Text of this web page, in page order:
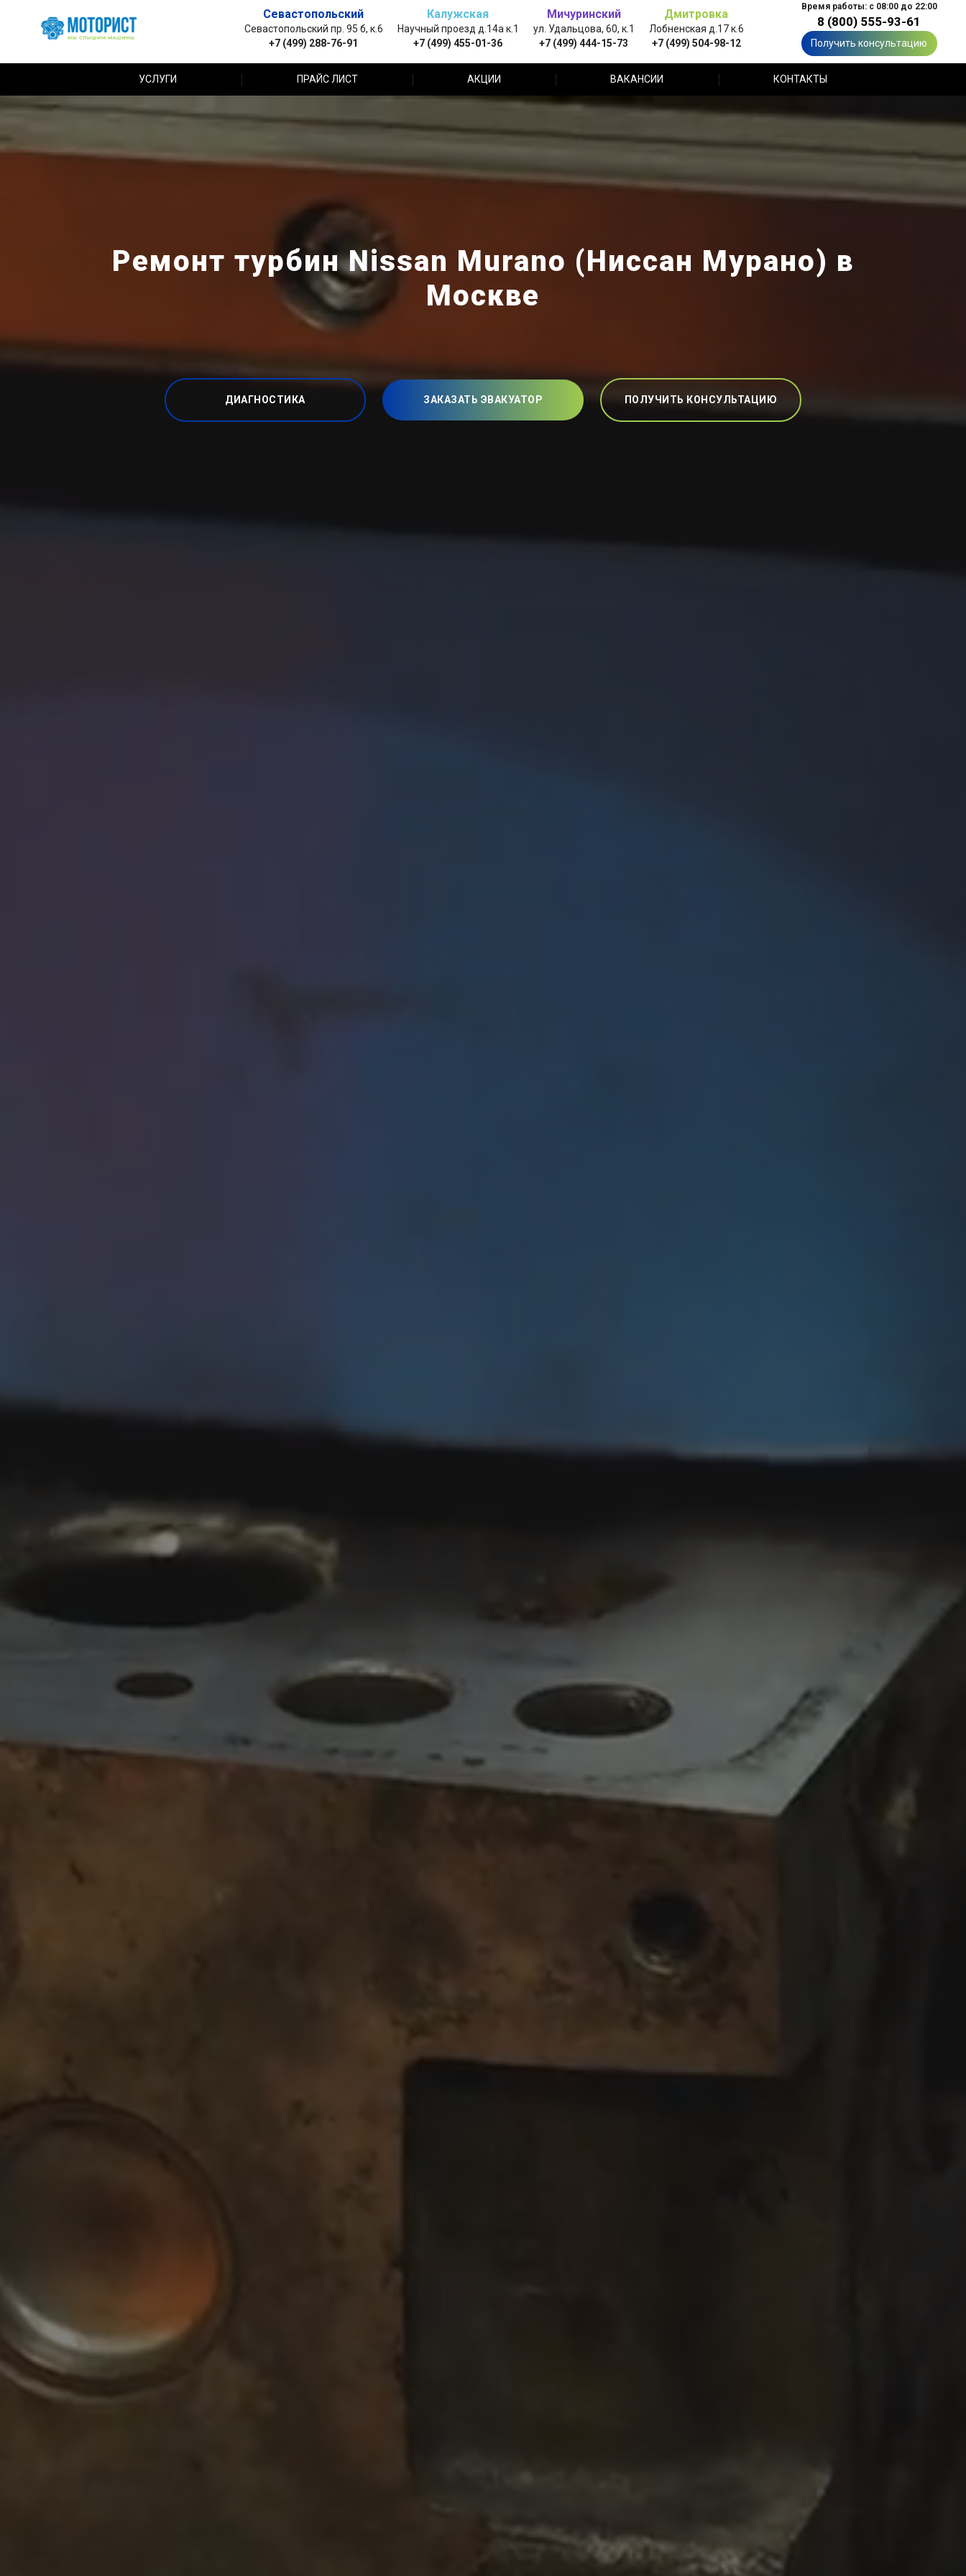
Севастопольский
Севастопольский пр. 95 б, к.6
+7 (499) 288-76-91
Калужская
Научный проезд д.14а к.1
+7 (499) 455-01-36
Мичуринский
ул. Удальцова, 60, к.1
+7 (499) 444-15-73
Дмитровка
Лобненская д.17 к.6
+7 (499) 504-98-12
Время работы: с 08:00 до 22:00
8 (800) 555-93-61
Получить консультацию
УСЛУГИ ПРАЙС ЛИСТ АКЦИИ ВАКАНСИИ КОНТАКТЫ
Ремонт турбин Nissan Murano (Ниссан Мурано) в
Москве
ДИАГНОСТИКА ЗАКАЗАТЬ ЭВАКУАТОР ПОЛУЧИТЬ КОНСУЛЬТАЦИЮ